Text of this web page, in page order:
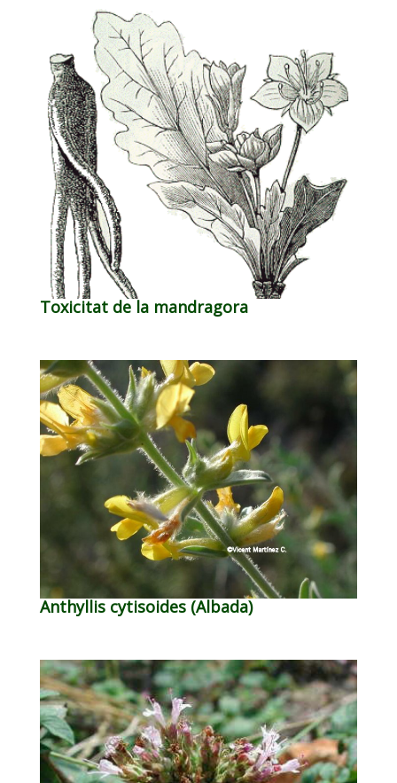
Toxicitat de la mandragora
Anthyllis cytisoides (Albada)